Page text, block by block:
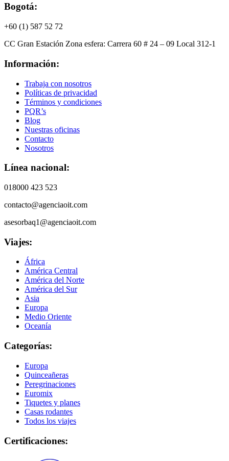
Bogotá:
+60 (1) 587 52 72
CC Gran Estación Zona esfera: Carrera 60 # 24 – 09 Local 312-1
Información:
Trabaja con nosotros
Políticas de privacidad
Términos y condiciones
PQR’s
Blog
Nuestras oficinas
Contacto
Nosotros
Línea nacional:
018000 423 523
contacto@agenciaoit.com
asesorbaq1@agenciaoit.com
Viajes:
África
América Central
América del Norte
América del Sur
Asia
Europa
Medio Oriente
Oceanía
Categorías:
Europa
Quinceañeras
Peregrinaciones
Euromix
Tiquetes y planes
Casas rodantes
Todos los viajes
Certificaciones: